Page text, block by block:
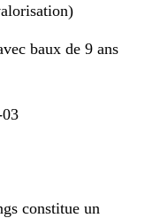
baux de 9 ans
constitue un